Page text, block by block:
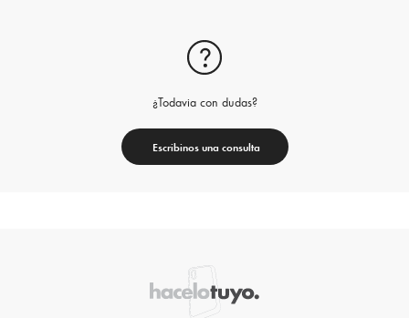
¿Todavia con dudas?
Escribinos una consulta